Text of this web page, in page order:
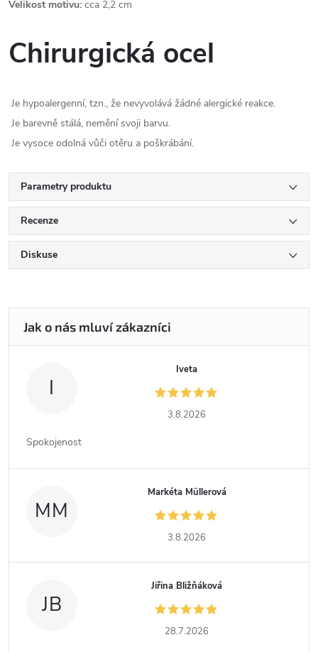
Velikost motivu: cca 2,2 cm
Chirurgická ocel
Je hypoalergenní, tzn., že nevyvolává žádné alergické reakce.
Je barevně stálá, nemění svoji barvu.
Je vysoce odolná vůči otěru a poškrábání.
Parametry produktu
Recenze
Diskuse
I
Iveta
3.8.2026
Spokojenost
MM
Markéta Müllerová
3.8.2026
JB
Jiřina Bližňáková
28.7.2026